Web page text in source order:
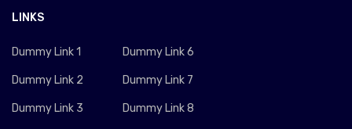
LINKS
Dummy Link 1
Dummy Link 2
Dummy Link 3
Dummy Link 6
Dummy Link 7
Dummy Link 8